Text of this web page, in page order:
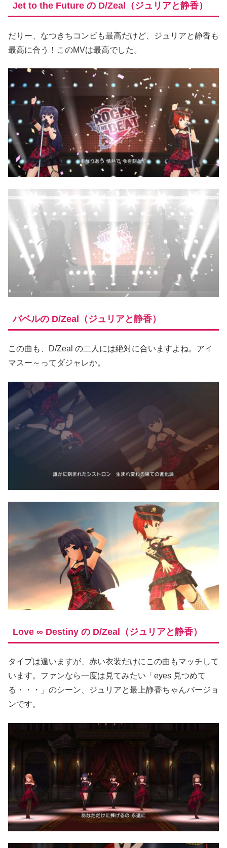
Jet to the Future の D/Zeal（ジュリアと静香）
だりー、なつきちコンビも最高だけど、ジュリアと静香も
最高に合う！このMVは最高でした。
バベルの D/Zeal（ジュリアと静香）
この曲も、D/Zeal の二人には絶対に合いますよね。アイ
マスー～ってダジャレか。
Love ∞ Destiny の D/Zeal（ジュリアと静香）
タイプは違いますが、赤い衣装だけにこの曲もマッチして
います。ファンなら一度は見てみたい「eyes 見つめて
る・・・」のシーン、ジュリアと最上静香ちゃんバージョ
ンです。